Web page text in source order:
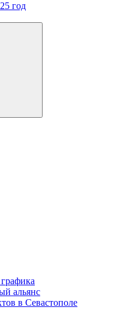
год
альянс
в Севастополе